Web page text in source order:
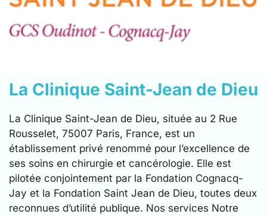
La Clinique Saint-Jean de Dieu
La Clinique Saint-Jean de Dieu, située au 2 Rue
Rousselet, 75007 Paris, France, est un
établissement privé renommé pour l’excellence de
ses soins en chirurgie et cancérologie. Elle est
pilotée conjointement par la Fondation Cognacq-
Jay et la Fondation Saint Jean de Dieu, toutes deux
reconnues d’utilité publique. Nos services Notre